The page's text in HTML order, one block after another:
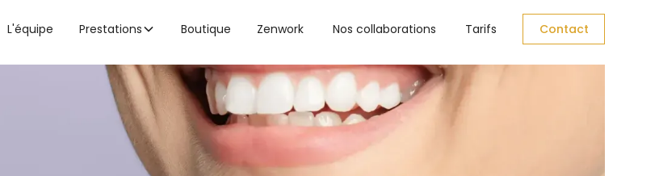
L'équipe Prestations Boutique Zenwork Nos collaborations Tarifs Contact